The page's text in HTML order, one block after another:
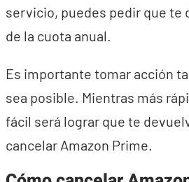
servicio, puedes pedir que te
de la cuota anual.
Es importante tomar acción
sea posible. Mientras más
fácil será lograr que te
cancelar Amazon Prime.